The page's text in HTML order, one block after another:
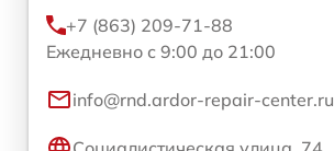
+7 (863) 209-71-88
Ежедневно с 9:00 до 21:00
info@rnd.ardor-repair-center.ru